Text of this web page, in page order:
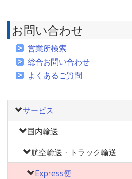
お問い合わせ
営業所検索
総合お問い合わせ
よくあるご質問
サービス
国内輸送
航空輸送・トラック輸送
Express便